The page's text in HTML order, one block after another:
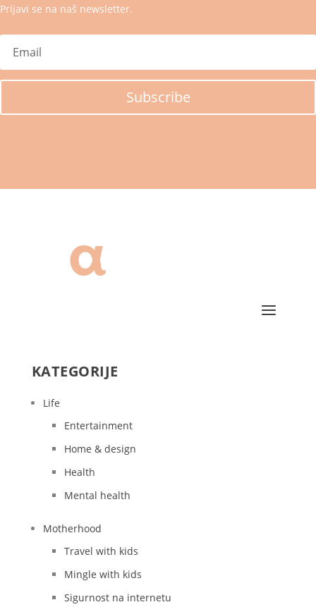
Prijavi se na naš newsletter.
Subscribe
KATEGORIJE
Life
Entertainment
Home & design
Health
Mental health
Motherhood
Travel with kids
Mingle with kids
Sigurnost na internetu